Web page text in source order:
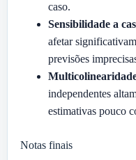
caso.
Sensibilidade a
afetar
previsões
independentes
estimativas pouco
Notas finais